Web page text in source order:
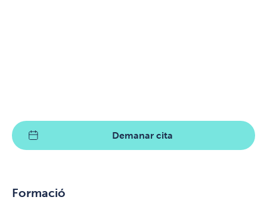
Demanar cita
Formació